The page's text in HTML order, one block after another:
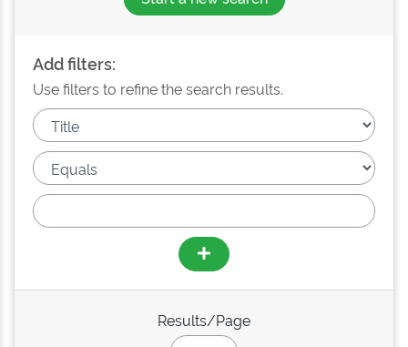
Add filters:
Use filters to refine the search results.
Results/Page